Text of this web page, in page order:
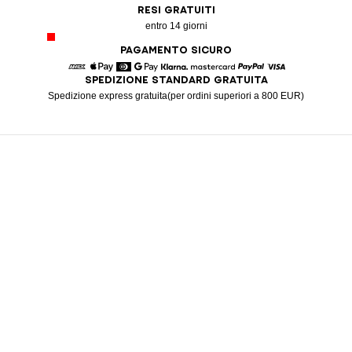
RESI GRATUITI
entro 14 giorni
PAGAMENTO SICURO
American Express
Apple Pay
DinersGoogle Pay
Klarna MastercardPaypal
SPEDIZIONE STANDARD GRATUITA
Spedizione express gratuita(per ordini superiori a 800 EUR)